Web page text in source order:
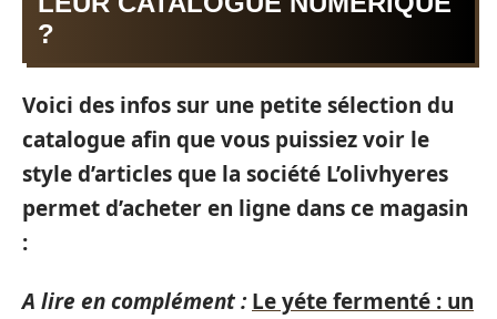
?
Voici des infos sur une petite sélection du
catalogue afin que vous puissiez voir le
style d’articles que la société L’olivhyeres
permet d’acheter en ligne dans ce magasin
:
A lire en complément : Le yéte fermenté : un